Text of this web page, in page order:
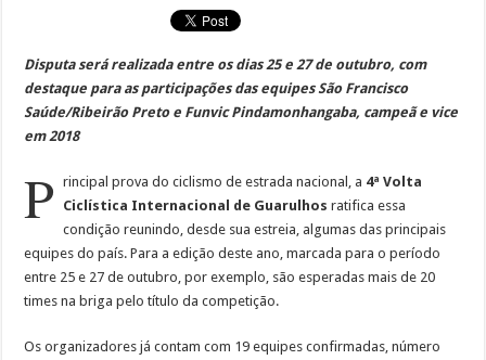
Disputa será realizada entre os dias 25 e 27 de outubro, com
destaque para as participações das equipes São Francisco
Saúde/Ribeirão Preto e Funvic Pindamonhangaba, campeã e vice
em 2018
P rincipal prova do ciclismo de estrada nacional, a 4ª Volta
Ciclística Internacional de Guarulhos ratifica essa
condição reunindo, desde sua estreia, algumas das principais
equipes do país. Para a edição deste ano, marcada para o período
entre 25 e 27 de outubro, por exemplo, são esperadas mais de 20
times na briga pelo título da competição.
Os organizadores já contam com 19 equipes confirmadas, número